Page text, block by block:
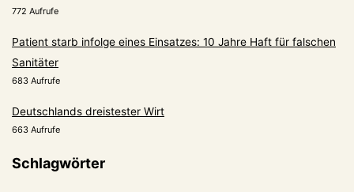
772 Aufrufe
Patient starb infolge eines Einsatzes: 10 Jahre Haft für falschen
Sanitäter
683 Aufrufe
Deutschlands dreistester Wirt
663 Aufrufe
Schlagwörter